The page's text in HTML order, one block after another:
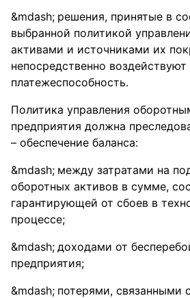
решения, принятые в
выбранной политикой
активами и источниками их
непосредственно воздействуют
платежеспособность.
Политика управления
предприятия должна
– обеспечение баланса:
между затратами на
оборотных активов в сумме,
гарантирующей от сбоев в
процессе;
доходами от
предприятия;
потерями, связанными